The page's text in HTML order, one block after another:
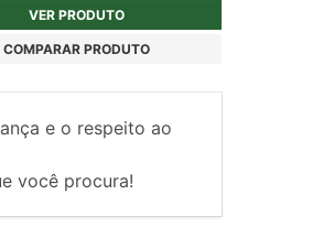
VER PRODUTO
COMPARAR PRODUTO
e o respeito ao
você procura!